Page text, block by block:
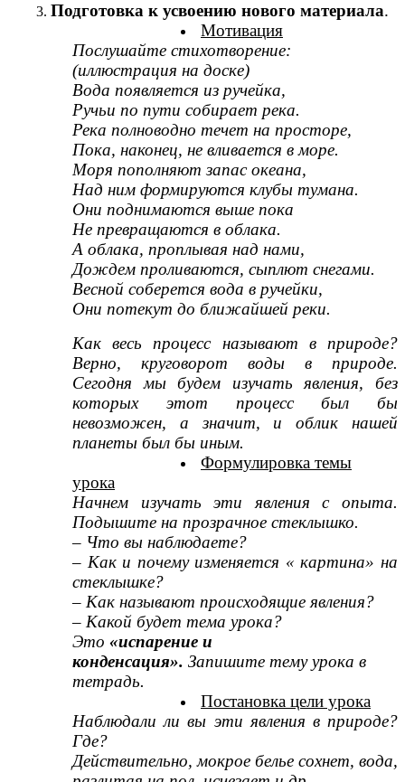
Подготовка к усвоению нового материала.
Мотивация
Послушайте стихотворение:
(иллюстрация на доске)
Вода появляется из ручейка,
Ручьи по пути собирает река.
Река полноводно течет на просторе,
Пока, наконец, не вливается в море.
Моря пополняют запас океана,
Над ним формируются клубы тумана.
Они поднимаются выше пока
Не превращаются в облака.
А облака, проплывая над нами,
Дождем проливаются, сыплют снегами.
Весной соберется вода в ручейки,
Они потекут до ближайшей реки.
Как весь процесс называют в природе?
Верно, круговорот воды в природе.
Сегодня мы будем изучать явления, без
которых этот процесс был бы
невозможен, а значит, и облик нашей
планеты был бы иным.
Формулировка темы
урока
Начнем изучать эти явления с опыта.
Подышите на прозрачное стеклышко.
– Что вы наблюдаете?
– Как и почему изменяется « картина» на
стеклышке?
– Как называют происходящие явления?
– Какой будет тема урока?
Это «испарение и
конденсация». Запишите тему урока в
тетрадь.
Постановка цели урока
Наблюдали ли вы эти явления в природе?
Где?
Действительно, мокрое белье сохнет, вода,